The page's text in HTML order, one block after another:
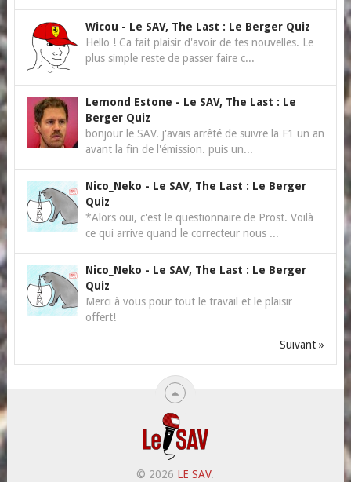
Wicou - Le SAV, The Last : Le Berger Quiz
Hello ! Ca fait plaisir d'avoir de tes nouvelles. Le
plus simple reste de passer faire c...
Lemond Estone - Le SAV, The Last : Le
Berger Quiz
bonjour le SAV. j'avais arrêté de suivre la F1 un an
avant la fin de l'émission. puis un...
Nico_Neko - Le SAV, The Last : Le Berger
Quiz
*Alors oui, c'est le questionnaire de Prost. Voilà
ce qui arrive quand le correcteur nous ...
Nico_Neko - Le SAV, The Last : Le Berger
Quiz
Merci à vous pour tout le travail et le plaisir
offert!
Suivant »
© 2026 LE SAV.